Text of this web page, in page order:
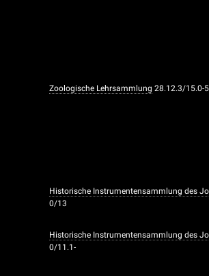
Zoologische Lehrsammlung 28.12.3/15.0-
Historische Instrumentensammlung des
0/13
Historische Instrumentensammlung des
0/11.1-